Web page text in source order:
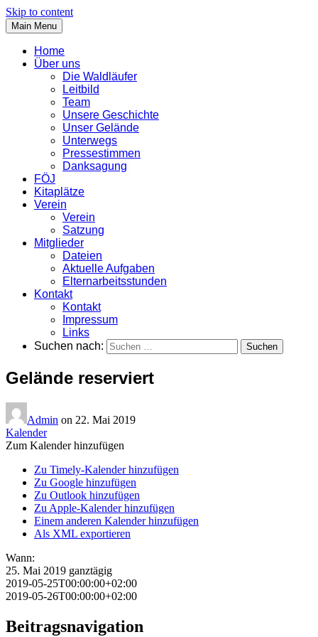
Skip to content
Main Menu
Home
Über uns
Die Waldläufer
Leitbild
Team
Unsere Geschichte
Unser Gelände
Unterwegs
Pressestimmen
Danksagung
FÖJ
Kitaplätze
Verein
Verein
Satzung
Mitglieder
Dateien
Aktuelle Aufgaben
Elternarbeitsstunden
Kontakt
Kontakt
Impressum
Links
Suchen nach:
Gelände reserviert
Admin on 22. Mai 2019
Kalender
Zum Kalender hinzufügen
Zu Timely-Kalender hinzufügen
Zu Google hinzufügen
Zu Outlook hinzufügen
Zu Apple-Kalender hinzufügen
Einem anderen Kalender hinzufügen
Als XML exportieren
Wann:
25. Mai 2019 ganztägig
2019-05-25T00:00:00+02:00
2019-05-26T00:00:00+02:00
Beitragsnavigation